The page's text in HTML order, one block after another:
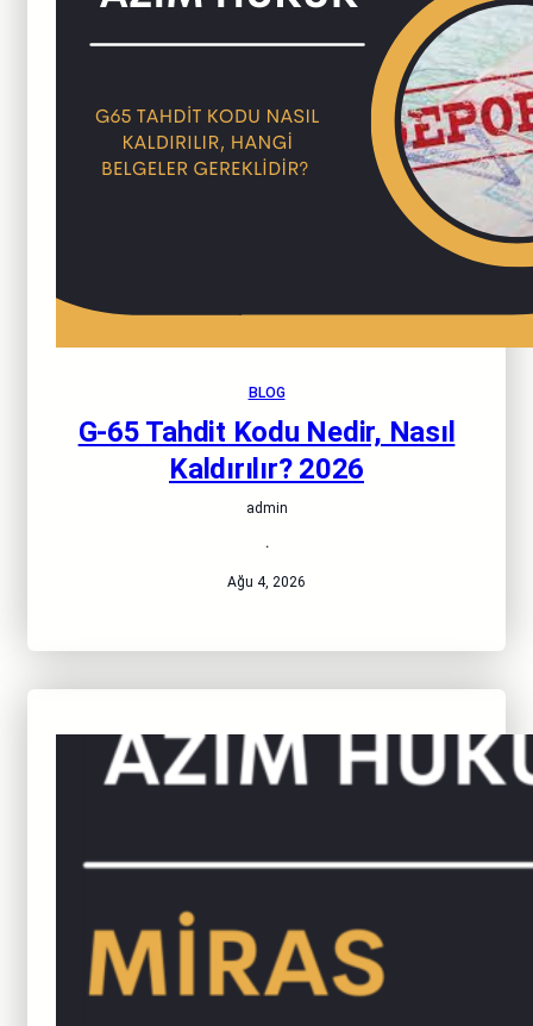
BLOG
G-65 Tahdit Kodu Nedir, Nasıl
Kaldırılır? 2026
admin
·
Ağu 4, 2026